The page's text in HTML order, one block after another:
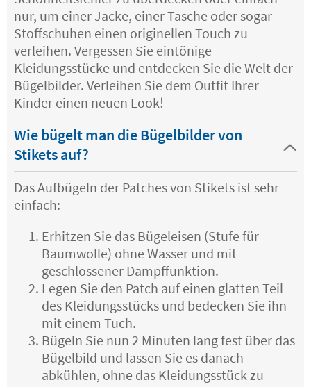
nur, um einer Jacke, einer Tasche oder sogar
Stoffschuhen einen originellen Touch zu
verleihen. Vergessen Sie eintönige
Kleidungsstücke und entdecken Sie die Welt der
Bügelbilder. Verleihen Sie dem Outfit Ihrer
Kinder einen neuen Look!
Wie bügelt man die Bügelbilder von
Stikets auf?
Das Aufbügeln der Patches von Stikets ist sehr
einfach:
Erhitzen Sie das Bügeleisen (Stufe für
Baumwolle) ohne Wasser und mit
geschlossener Dampffunktion.
Legen Sie den Patch auf einen glatten Teil
des Kleidungsstücks und bedecken Sie ihn
mit einem Tuch.
Bügeln Sie nun 2 Minuten lang fest über das
Bügelbild und lassen Sie es danach
abkühlen, ohne das Kleidungsstück zu